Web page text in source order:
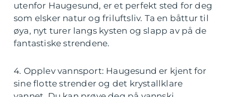
utenfor Haugesund, er et perfekt sted for deg
som elsker natur og friluftsliv. Ta en båttur til
øya, nyt turer langs kysten og slapp av på de
fantastiske strendene.
4. Opplev vannsport: Haugesund er kjent for
sine flotte strender og det krystallklare